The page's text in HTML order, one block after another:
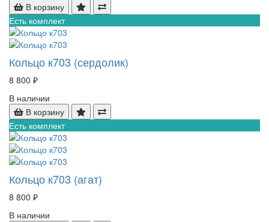
В корзину
Есть комплект
Кольцо к703 (сердолик)
8 800 ₽
В наличии
В корзину
Есть комплект
Кольцо к703 (агат)
8 800 ₽
В наличии